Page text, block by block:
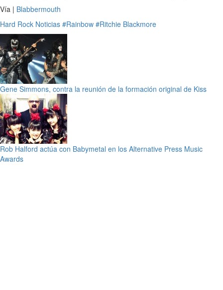
Vía | Blabbermouth
Hard Rock Noticias #Rainbow #Ritchie Blackmore
Gene Simmons, contra la reunión de la formación original de Kiss
Rob Halford actúa con Babymetal en los Alternative Press Music
Awards